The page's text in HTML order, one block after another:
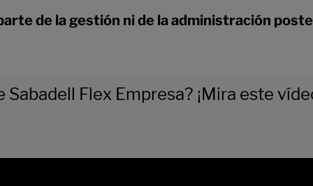
de la gestión ni de la administración
Flex Empresa? ¡Mira este